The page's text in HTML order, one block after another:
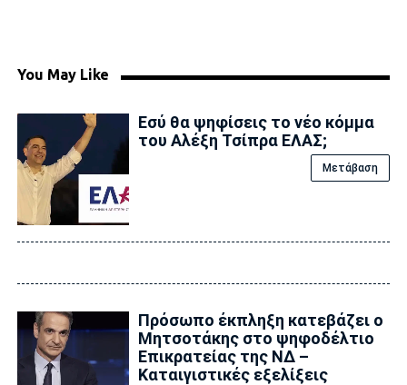
You May Like
Εσύ θα ψηφίσεις το νέο κόμμα
του Αλέξη Τσίπρα ΕΛΑΣ;
Μετάβαση
Πρόσωπο έκπληξη κατεβάζει ο
Μητσοτάκης στο ψηφοδέλτιο
Επικρατείας της ΝΔ –
Καταιγιστικές εξελίξεις